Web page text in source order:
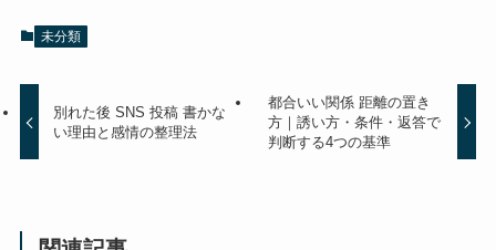
未分類
別れた後 SNS 投稿 書かな
い理由と感情の整理法
都合いい関係 距離の置き
方｜誘い方・条件・返答で
判断する4つの基準